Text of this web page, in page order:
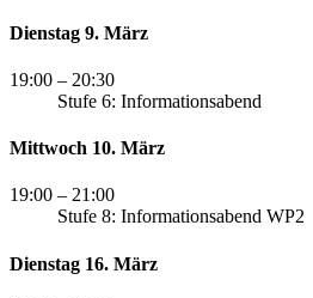
Dienstag 9. März
19:00 – 20:30
Stufe 6: Informationsabend
Mittwoch 10. März
19:00 – 21:00
Stufe 8: Informationsabend WP2
Dienstag 16. März